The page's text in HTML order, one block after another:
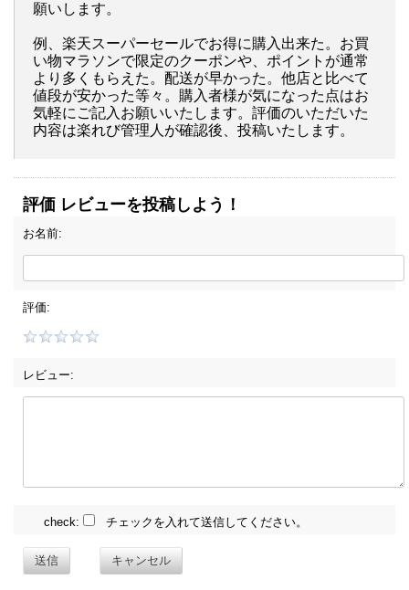
願いします。
例、楽天スーパーセールでお得に購入出来た。お買
い物マラソンで限定のクーポンや、ポイントが通常
より多くもらえた。配送が早かった。他店と比べて
値段が安かった等々。購入者様が気になった点はお
気軽にご記入お願いいたします。評価のいただいた
内容は楽れび管理人が確認後、投稿いたします。
評価 レビューを投稿しよう！
お名前:
評価:
レビュー:
check: チェックを入れて送信してください。
送信 キャンセル